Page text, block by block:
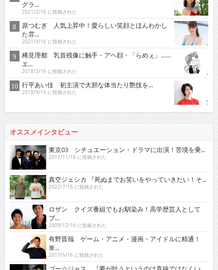
グラ...
2021/2/16 に投稿された
原つむぎ 人気上昇中！愛らしい笑顔とほんわかし
た雰...
2021/3/16 に投稿された
稀見理都 乳首残像に触手・アヘ顔・「らめぇ」……
エ...
2018/3/16 に投稿された
行平あい佳 初主演で大胆な体当たり艶技を…
2018/9/15 に投稿された
オススメインタビュー
東京03 シチュエーション・ドラマに出演！苦境を乗...
2017/11/16 に投稿された
真空ジェシカ 『死ぬまでお笑いをやっていきたい！そ...
2022/7/16 に投稿された
ロザン クイズ番組でもお馴染み！高学歴芸人として
ブ...
2009/12/16 に投稿された
有野晋哉 ゲーム・アニメ・漫画・アイドルに精通！
単...
2017/5/16 に投稿された